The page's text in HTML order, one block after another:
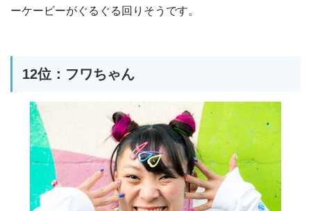
ーケービーがぐるぐる回りそうです。
12位：フワちゃん